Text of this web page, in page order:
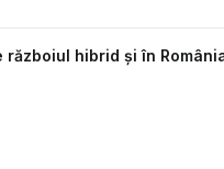
războiul hibrid și în